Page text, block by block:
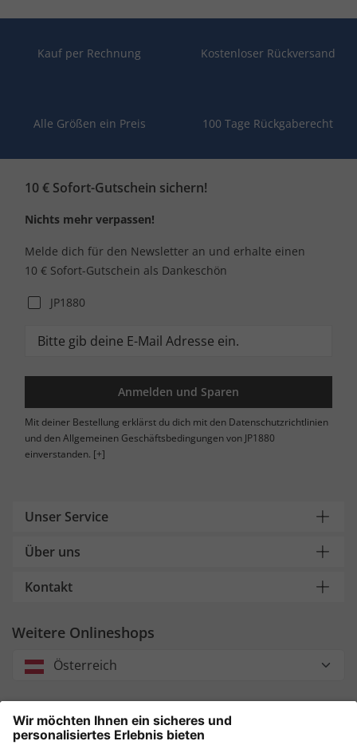
Kauf per Rechnung Kostenloser Rückversand
Alle Größen ein Preis 100 Tage Rückgaberecht
10 € Sofort-Gutschein sichern!
Nichts mehr verpassen!
Melde dich für den Newsletter an und erhalte einen
10 € Sofort-Gutschein als Dankeschön
JP1880
Anmelden und Sparen
Mit deiner Bestellung erklärst du dich mit den Datenschutzrichtlinien
und den Allgemeinen Geschäftsbedingungen von JP1880
einverstanden. [+]
Unser Service
Über uns
Kontakt
Weitere Onlineshops
Österreich
Unsere Zahlungsarten